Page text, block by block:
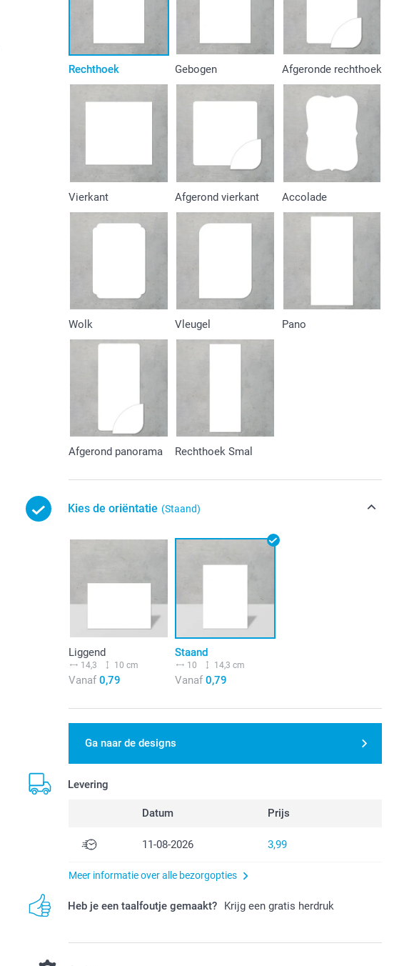
Rechthoek Gebogen Afgeronde rechthoek
Vierkant Afgerond vierkant Accolade
Wolk Vleugel Pano
Afgerond panorama Rechthoek Smal
Kies de oriëntatie (Staand)
Liggend
14,3 10 cm
Vanaf 0,79
Staand
10 14,3 cm
Vanaf 0,79
Ga naar de designs
Levering
Datum Prijs
11-08-2026 3,99
Meer informatie over alle bezorgopties
Heb je een taalfoutje gemaakt? Krijg een gratis herdruk